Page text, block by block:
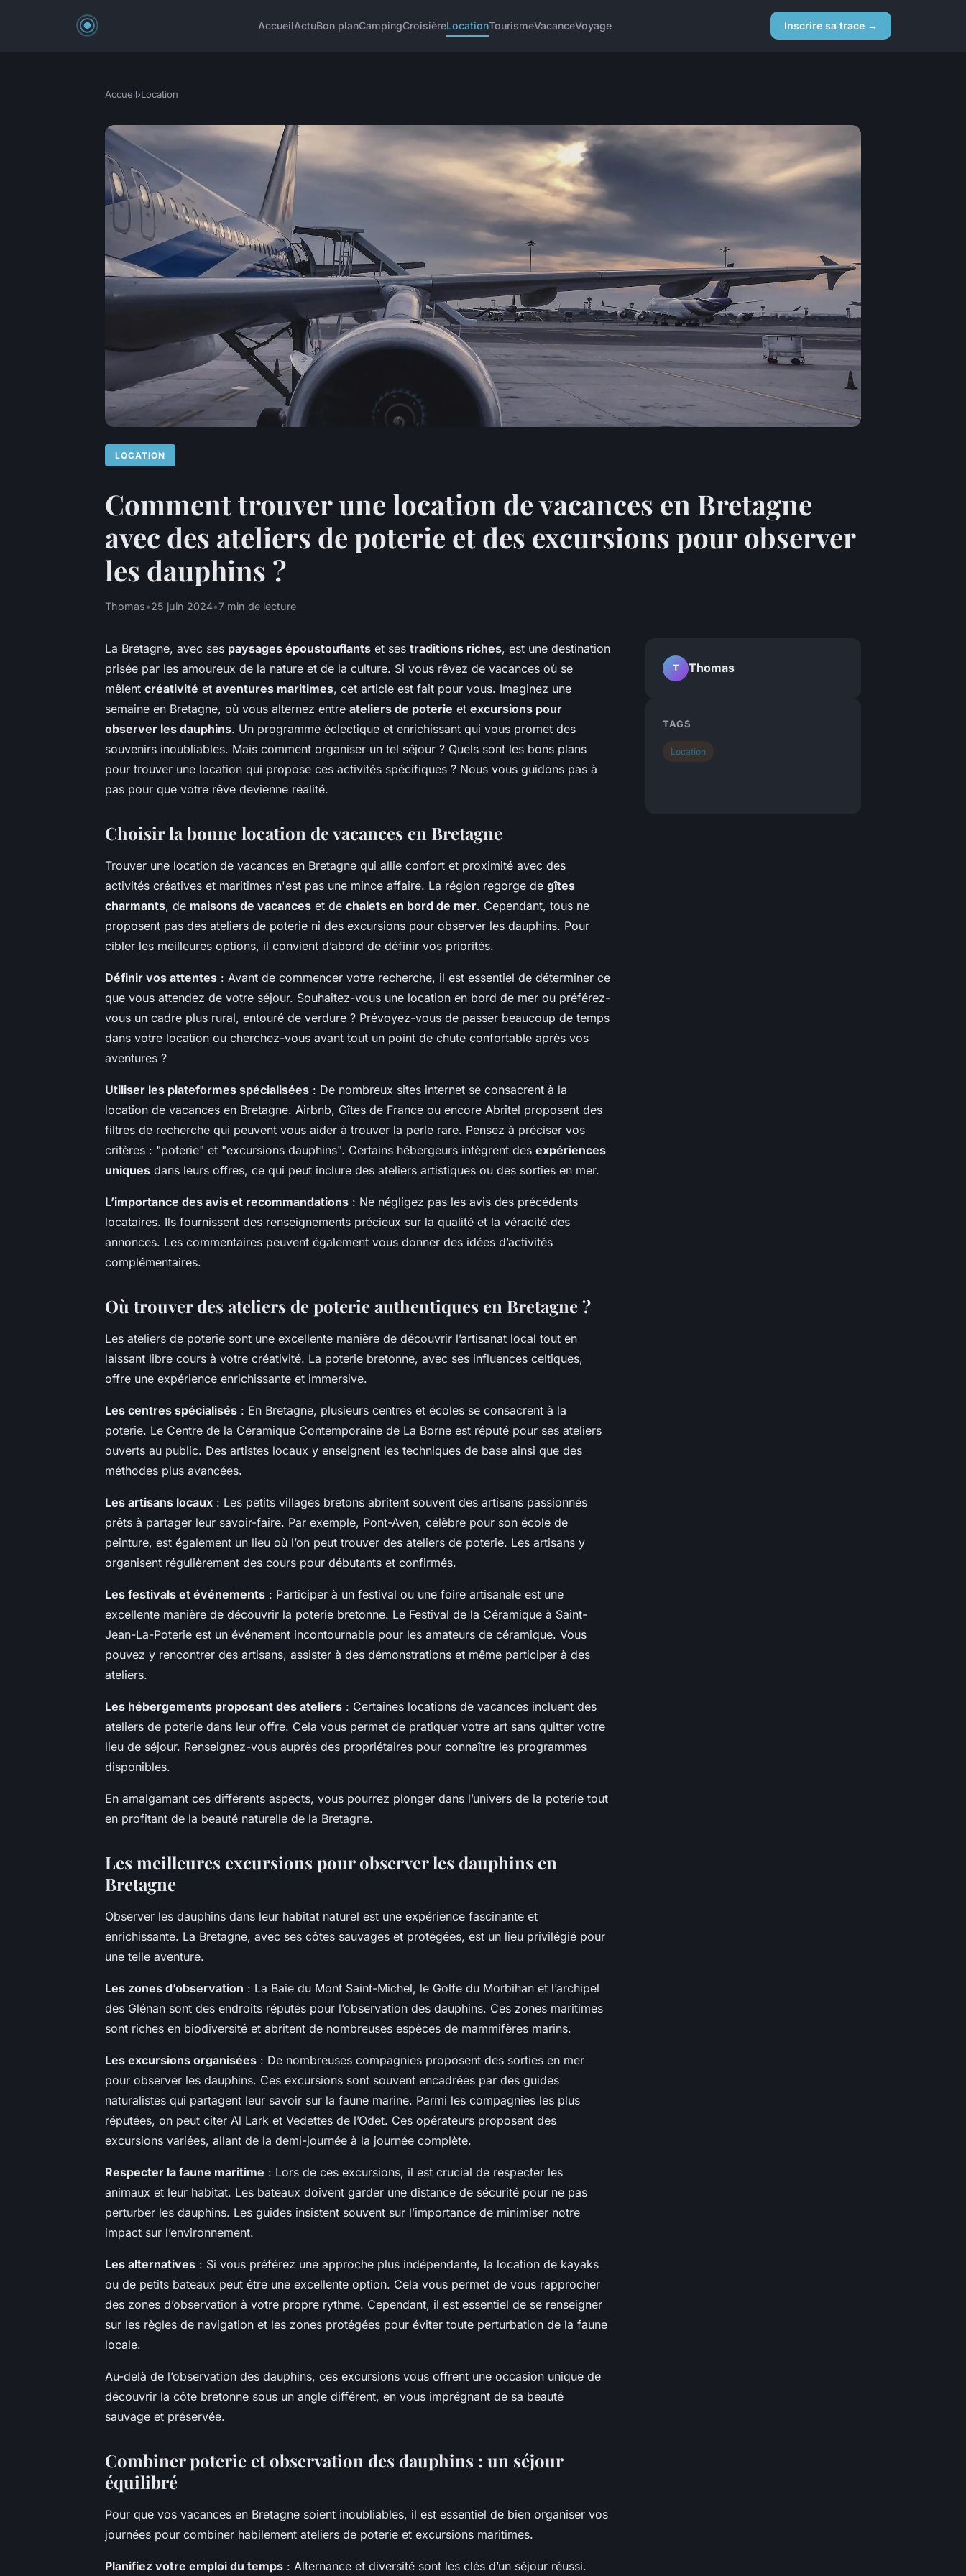
AccueilActuBon planCampingCroisièreLocationTourismeVacanceVoyage Inscrire sa trace →
Accueil›Location
LOCATION
Comment trouver une location de vacances en Bretagne
avec des ateliers de poterie et des excursions pour observer
les dauphins ?
Thomas•25 juin 2024•7 min de lecture
La Bretagne, avec ses paysages époustouflants et ses traditions riches, est une destination
prisée par les amoureux de la nature et de la culture. Si vous rêvez de vacances où se
mêlent créativité et aventures maritimes, cet article est fait pour vous. Imaginez une
semaine en Bretagne, où vous alternez entre ateliers de poterie et excursions pour
observer les dauphins. Un programme éclectique et enrichissant qui vous promet des
souvenirs inoubliables. Mais comment organiser un tel séjour ? Quels sont les bons plans
pour trouver une location qui propose ces activités spécifiques ? Nous vous guidons pas à
pas pour que votre rêve devienne réalité.
Choisir la bonne location de vacances en Bretagne
Trouver une location de vacances en Bretagne qui allie confort et proximité avec des
activités créatives et maritimes n'est pas une mince affaire. La région regorge de gîtes
charmants, de maisons de vacances et de chalets en bord de mer. Cependant, tous ne
proposent pas des ateliers de poterie ni des excursions pour observer les dauphins. Pour
cibler les meilleures options, il convient d’abord de définir vos priorités.
Définir vos attentes : Avant de commencer votre recherche, il est essentiel de déterminer ce
que vous attendez de votre séjour. Souhaitez-vous une location en bord de mer ou préférez-
vous un cadre plus rural, entouré de verdure ? Prévoyez-vous de passer beaucoup de temps
dans votre location ou cherchez-vous avant tout un point de chute confortable après vos
aventures ?
Utiliser les plateformes spécialisées : De nombreux sites internet se consacrent à la
location de vacances en Bretagne. Airbnb, Gîtes de France ou encore Abritel proposent des
filtres de recherche qui peuvent vous aider à trouver la perle rare. Pensez à préciser vos
critères : "poterie" et "excursions dauphins". Certains hébergeurs intègrent des expériences
uniques dans leurs offres, ce qui peut inclure des ateliers artistiques ou des sorties en mer.
L’importance des avis et recommandations : Ne négligez pas les avis des précédents
locataires. Ils fournissent des renseignements précieux sur la qualité et la véracité des
annonces. Les commentaires peuvent également vous donner des idées d’activités
complémentaires.
Où trouver des ateliers de poterie authentiques en Bretagne ?
Les ateliers de poterie sont une excellente manière de découvrir l’artisanat local tout en
laissant libre cours à votre créativité. La poterie bretonne, avec ses influences celtiques,
offre une expérience enrichissante et immersive.
Les centres spécialisés : En Bretagne, plusieurs centres et écoles se consacrent à la
poterie. Le Centre de la Céramique Contemporaine de La Borne est réputé pour ses ateliers
ouverts au public. Des artistes locaux y enseignent les techniques de base ainsi que des
méthodes plus avancées.
Les artisans locaux : Les petits villages bretons abritent souvent des artisans passionnés
prêts à partager leur savoir-faire. Par exemple, Pont-Aven, célèbre pour son école de
peinture, est également un lieu où l’on peut trouver des ateliers de poterie. Les artisans y
organisent régulièrement des cours pour débutants et confirmés.
Les festivals et événements : Participer à un festival ou une foire artisanale est une
excellente manière de découvrir la poterie bretonne. Le Festival de la Céramique à Saint-
Jean-La-Poterie est un événement incontournable pour les amateurs de céramique. Vous
pouvez y rencontrer des artisans, assister à des démonstrations et même participer à des
ateliers.
Les hébergements proposant des ateliers : Certaines locations de vacances incluent des
ateliers de poterie dans leur offre. Cela vous permet de pratiquer votre art sans quitter votre
lieu de séjour. Renseignez-vous auprès des propriétaires pour connaître les programmes
disponibles.
En amalgamant ces différents aspects, vous pourrez plonger dans l’univers de la poterie tout
en profitant de la beauté naturelle de la Bretagne.
Les meilleures excursions pour observer les dauphins en
Bretagne
Observer les dauphins dans leur habitat naturel est une expérience fascinante et
enrichissante. La Bretagne, avec ses côtes sauvages et protégées, est un lieu privilégié pour
une telle aventure.
Les zones d’observation : La Baie du Mont Saint-Michel, le Golfe du Morbihan et l’archipel
des Glénan sont des endroits réputés pour l’observation des dauphins. Ces zones maritimes
sont riches en biodiversité et abritent de nombreuses espèces de mammifères marins.
Les excursions organisées : De nombreuses compagnies proposent des sorties en mer
pour observer les dauphins. Ces excursions sont souvent encadrées par des guides
naturalistes qui partagent leur savoir sur la faune marine. Parmi les compagnies les plus
réputées, on peut citer Al Lark et Vedettes de l’Odet. Ces opérateurs proposent des
excursions variées, allant de la demi-journée à la journée complète.
Respecter la faune maritime : Lors de ces excursions, il est crucial de respecter les
animaux et leur habitat. Les bateaux doivent garder une distance de sécurité pour ne pas
perturber les dauphins. Les guides insistent souvent sur l’importance de minimiser notre
impact sur l’environnement.
Les alternatives : Si vous préférez une approche plus indépendante, la location de kayaks
ou de petits bateaux peut être une excellente option. Cela vous permet de vous rapprocher
des zones d’observation à votre propre rythme. Cependant, il est essentiel de se renseigner
sur les règles de navigation et les zones protégées pour éviter toute perturbation de la faune
locale.
Au-delà de l’observation des dauphins, ces excursions vous offrent une occasion unique de
découvrir la côte bretonne sous un angle différent, en vous imprégnant de sa beauté
sauvage et préservée.
Combiner poterie et observation des dauphins : un séjour
équilibré
Pour que vos vacances en Bretagne soient inoubliables, il est essentiel de bien organiser vos
journées pour combiner habilement ateliers de poterie et excursions maritimes.
Planifiez votre emploi du temps : Alternance et diversité sont les clés d’un séjour réussi.
T Thomas
TAGS
Location